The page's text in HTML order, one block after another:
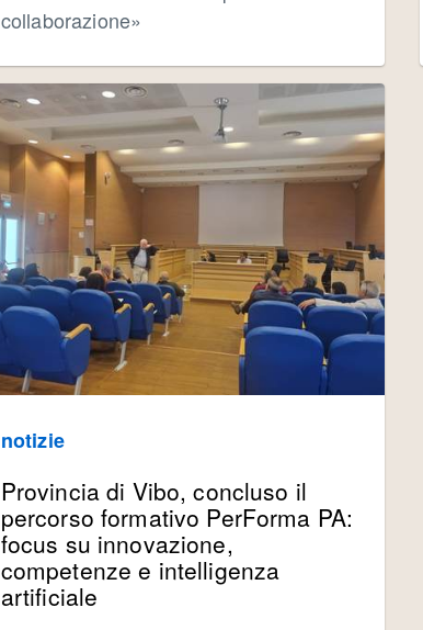
collaborazione»
notizie
Provincia di Vibo, concluso il
percorso formativo PerForma PA:
focus su innovazione,
competenze e intelligenza
artificiale